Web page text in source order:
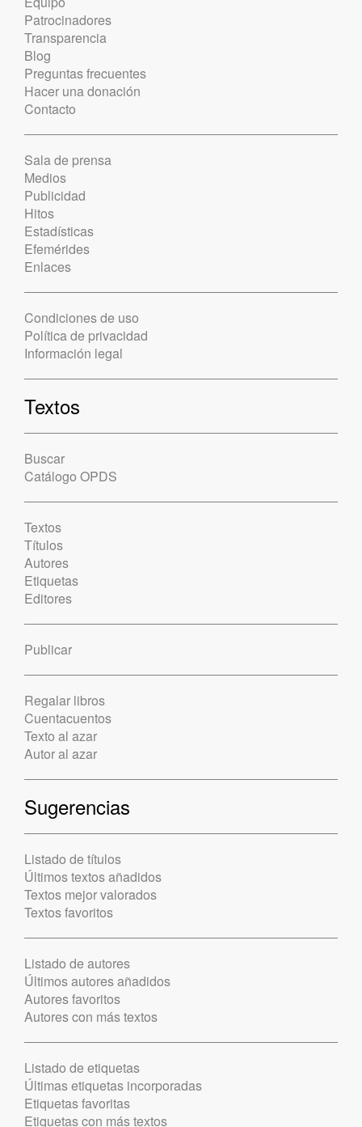
Patrocinadores
Transparencia
Blog
Preguntas frecuentes
Hacer una donación
Contacto
Sala de prensa
Medios
Publicidad
Hitos
Estadísticas
Efemérides
Enlaces
Condiciones de uso
Política de privacidad
Información legal
Textos
Buscar
Catálogo OPDS
Textos
Títulos
Autores
Etiquetas
Editores
Publicar
Regalar libros
Cuentacuentos
Texto al azar
Autor al azar
Sugerencias
Listado de títulos
Últimos textos añadidos
Textos mejor valorados
Textos favoritos
Listado de autores
Últimos autores añadidos
Autores favoritos
Autores con más textos
Listado de etiquetas
Últimas etiquetas incorporadas
Etiquetas favoritas
Etiquetas con más textos